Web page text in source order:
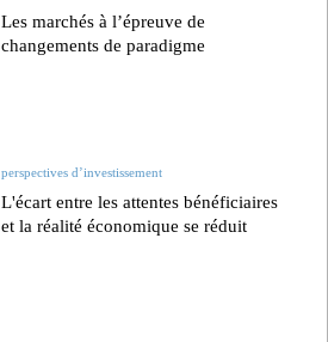
Les marchés à l’épreuve de
changements de paradigme
perspectives d’investissement
L'écart entre les attentes bénéficiaires
et la réalité économique se réduit